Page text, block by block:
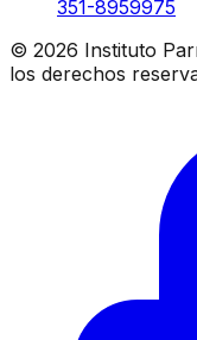
351-8959975
© 2026 Instituto
los derechos